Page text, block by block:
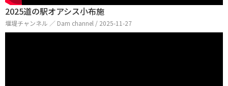
2025道の駅オアシス小布施
堰堤チャンネル ／ Dam channel / 2025-11-27